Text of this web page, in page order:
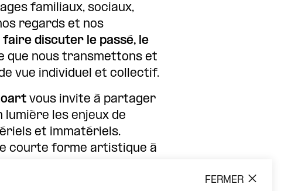
familiaux, sociaux,
regards et nos
faire discuter le passé, le
que nous transmettons et
vue individuel et collectif.
vous invite à partager
les enjeux de
et immatériels.
courte forme artistique à
par les
FERMER